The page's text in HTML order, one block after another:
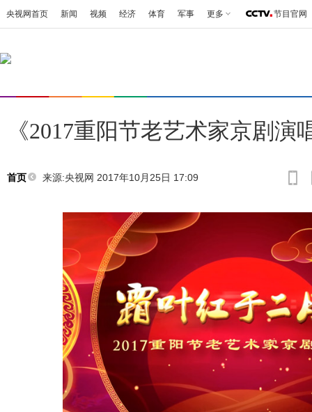
央视网首页 新闻 视频 经济 体育 军事 更多 节目官网
《2017重阳节老艺术家京剧演
首页 来源:央视网 2017年10月25日 17:09